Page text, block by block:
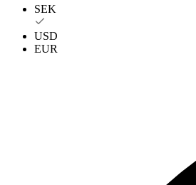
SEK
USD
EUR